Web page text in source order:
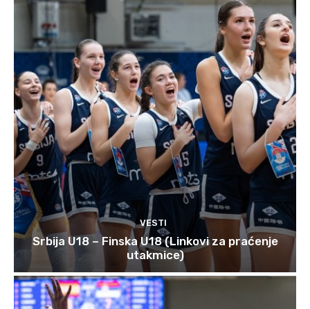
VESTI
Srbija U18 – Finska U18 (Linkovi za praćenje
utakmice)